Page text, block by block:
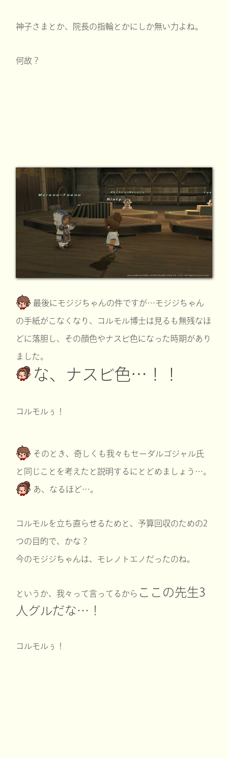
神子さまとか、院長の指輪とかにしか無い力よね。
何故？
最後にモジジちゃんの件ですが…モジジちゃん
の手紙がこなくなり、コルモル博士は見るも無残なほ
どに落胆し、その顔色やナスビ色になった時期があり
ました。
な、ナスビ色…！！
コルモルぅ！
そのとき、奇しくも我々もセーダルゴジャル氏
と同じことを考えたと説明するにとどめましょう…。
あ、なるほど…。
コルモルを立ち直らせるためと、予算回収のための2
つの目的で、かな？
今のモジジちゃんは、モレノトエノだったのね。
というか、我々って言ってるから ここの先生3
人グルだな…！
コルモルぅ！